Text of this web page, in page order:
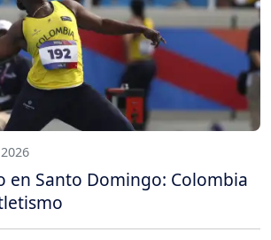
en Santo Domingo: Colombia